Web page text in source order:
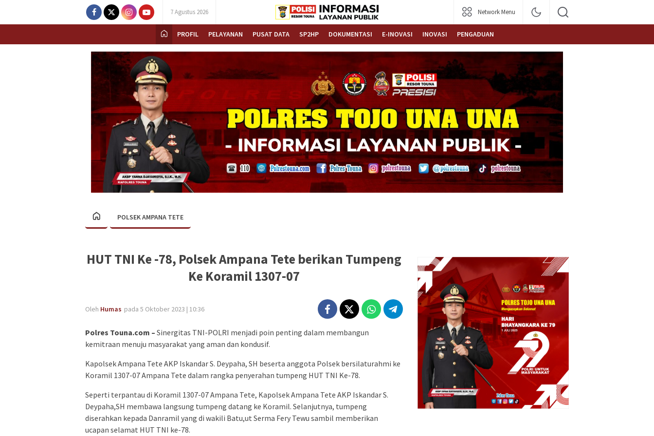
7 Agustus 2026
Polrestouna.com
Informasi Layanan Publik
Network Menu
PROFIL PELAYANAN PUSAT DATA SP2HP DOKUMENTASI E-INOVASI INOVASI PENGADUAN
POLSEK AMPANA TETE
HUT TNI Ke -78, Polsek Ampana Tete berikan Tumpeng
Ke Koramil 1307-07
Oleh Humas pada 5 Oktober 2023 | 10:36
Polres Touna.com – Sinergitas TNI-POLRI menjadi poin penting dalam membangun
kemitraan menuju masyarakat yang aman dan kondusif.
Kapolsek Ampana Tete AKP Iskandar S. Deypaha, SH beserta anggota Polsek bersilaturahmi ke
Koramil 1307-07 Ampana Tete dalam rangka penyerahan tumpeng HUT TNI Ke-78.
Seperti terpantau di Koramil 1307-07 Ampana Tete, Kapolsek Ampana Tete AKP Iskandar S.
Deypaha,SH membawa langsung tumpeng datang ke Koramil. Selanjutnya, tumpeng
diserahkan kepada Danramil yang di wakili Batu,ut Serma Fery Tewu sambil memberikan
ucapan selamat HUT TNI ke-78.